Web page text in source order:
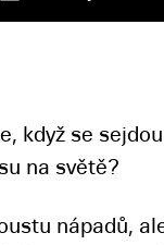
když se
na světě?
nápadů,